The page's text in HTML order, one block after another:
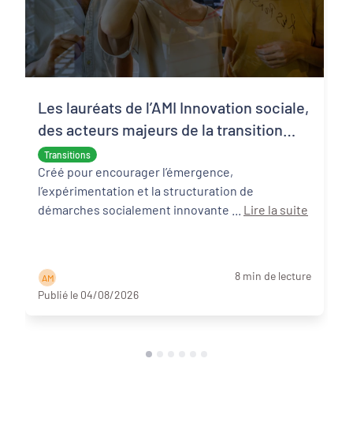
Transitions
Les lauréats de l’AMI Innovation sociale,
des acteurs majeurs de la transition
écologique et sociale
Créé pour encourager l’émergence,
l’expérimentation et la structuration de
Lire la suite
A M
8 min de lecture
Publié le 04/08/2026